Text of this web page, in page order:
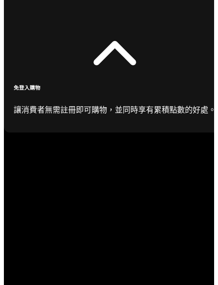
免登入購物
讓消費者無需註冊即可購物，並同時享有累積點數的好處。